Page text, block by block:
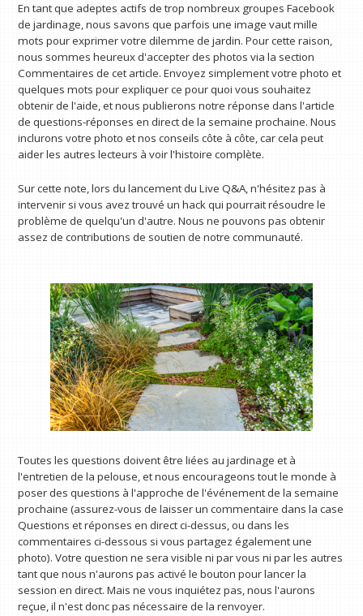
En tant que adeptes actifs de trop nombreux groupes Facebook
de jardinage, nous savons que parfois une image vaut mille
mots pour exprimer votre dilemme de jardin. Pour cette raison,
nous sommes heureux d'accepter des photos via la section
Commentaires de cet article. Envoyez simplement votre photo et
quelques mots pour expliquer ce pour quoi vous souhaitez
obtenir de l'aide, et nous publierons notre réponse dans l'article
de questions-réponses en direct de la semaine prochaine. Nous
inclurons votre photo et nos conseils côte à côte, car cela peut
aider les autres lecteurs à voir l'histoire complète.
Sur cette note, lors du lancement du Live Q&A, n'hésitez pas à
intervenir si vous avez trouvé un hack qui pourrait résoudre le
problème de quelqu'un d'autre. Nous ne pouvons pas obtenir
assez de contributions de soutien de notre communauté.
Toutes les questions doivent être liées au jardinage et à
l'entretien de la pelouse, et nous encourageons tout le monde à
poser des questions à l'approche de l'événement de la semaine
prochaine (assurez-vous de laisser un commentaire dans la case
Questions et réponses en direct ci-dessus, ou dans les
commentaires ci-dessous si vous partagez également une
photo). Votre question ne sera visible ni par vous ni par les autres
tant que nous n'aurons pas activé le bouton pour lancer la
session en direct. Mais ne vous inquiétez pas, nous l'aurons
reçue, il n'est donc pas nécessaire de la renvoyer.